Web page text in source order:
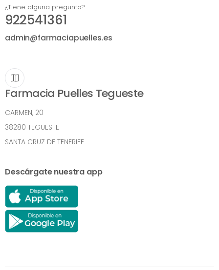
¿Tiene alguna pregunta?
922541361
admin@farmaciapuelles.es
Farmacia Puelles Tegueste
CARMEN, 20
38280 TEGUESTE
SANTA CRUZ DE TENERIFE
Descárgate nuestra app